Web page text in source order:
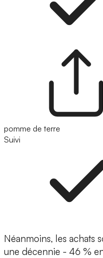
pomme de terre
Suivi
Néanmoins, les achats
une décennie - 46 %